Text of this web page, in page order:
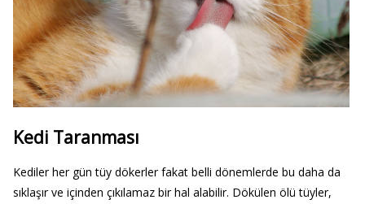
Kedi Taranması
Kediler her gün tüy dökerler fakat belli dönemlerde bu daha da
sıklaşır ve içinden çıkılamaz bir hal alabilir. Dökülen ölü tüyler,